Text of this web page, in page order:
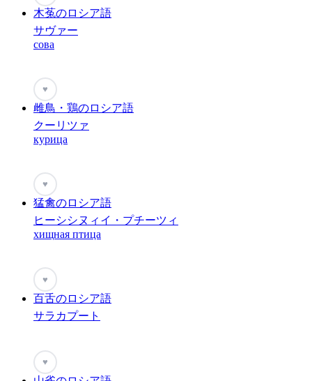
木菟のロシア語
サヴァー
сова
♥
雌鳥・鶏のロシア語
クーリツァ
курица
♥
猛禽のロシア語
ヒーシシヌィイ・プチーツィ
хищная птица
♥
百舌のロシア語
サラカプート
♥